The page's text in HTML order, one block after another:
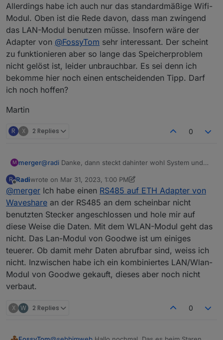
Allerdings habe ich auch nur das standardmäßige Wifi-
Modul. Oben ist die Rede davon, dass man zwingend
das LAN-Modul benutzen müsse. Insofern wäre der
Adapter von @FossyTom sehr interessant. Der scheint
zu funktionieren aber so lange das Speicherproblem
nicht gelöst ist, leider unbrauchbar. Es sei denn ich
bekomme hier noch einen entscheidenden Tipp. Darf
ich noch hoffen?
Martin
R X 2 Replies 0
M merger@radi Danke, dann steckt dahinter wohl System und
Verzweiflung habe ich schon versucht, den
Modbusadapter zu benutzen. Den bekomme ich
allerdings nicht zum Laufen. Er bleibt gelb, im
Einzelnen
Allerdings habe ich auch nur das standardmäßige Wifi-
Modul. Oben ist die Rede davon, dass man zwingend
zu funktionieren aber so lange das Speicherproblem
nicht gelöst ist, leider unbrauchbar. Es sei denn ich
Martin
R Radiwrote on Mar 31, 2023, 1:00 PM
last edited by RadiMar 31, 2023, 3:01 PM
@merger Ich habe einen RS485 auf ETH Adapter von
Waveshare an der RS485 an dem scheinbar nicht
benutzten Stecker angeschlossen und hole mir auf
diese Weise die Daten. Mit dem WLAN-Modul geht das
nicht. Das Lan-Modul von Goodwe ist um einiges
teuerer. Ob damit mehr Daten abrufbar sind, weiss ich
nicht. Inzwischen habe ich ein kombiniertes LAN/Wlan-
Modul von Goodwe gekauft, dieses aber noch nicht
verbaut.
X W 2 Replies 0